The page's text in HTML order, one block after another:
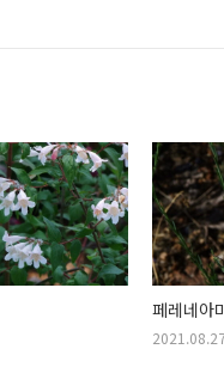
페레네아